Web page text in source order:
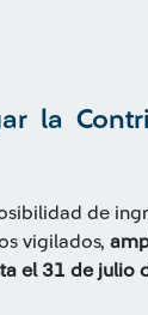
la
de
vigilados,
el 31 de julio